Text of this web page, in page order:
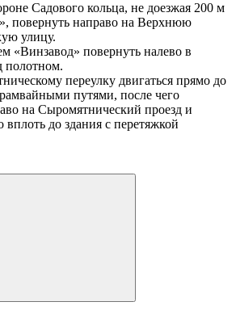
Садового кольца, не доезжая 200 м
повернуть направо на Верхнюю
улицу.
«Винзавод» повернуть налево в
полотном.
переулку двигаться прямо до
путями, после чего
на Сыромятнический проезд и
вплоть до здания с перетяжкой